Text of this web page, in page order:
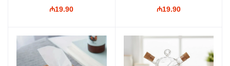
₼19.90 ₼19.90